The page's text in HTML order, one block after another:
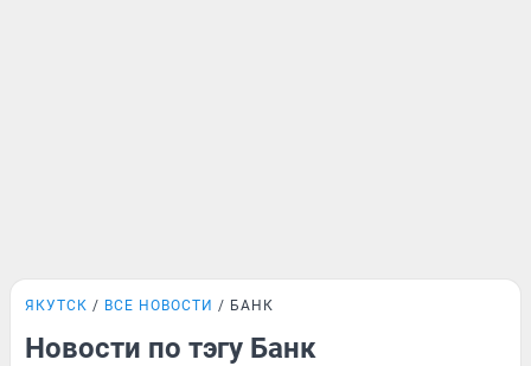
ЯКУТСК ВСЕ НОВОСТИ БАНК
Новости по тэгу Банк